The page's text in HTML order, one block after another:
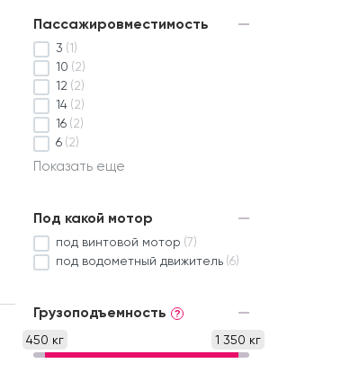
Пассажировместимость
3 (1)
10 (2)
12 (2)
14 (2)
16 (2)
6 (2)
Показать еще
Под какой мотор
под винтовой мотор (7)
под водометный движитель (6)
Грузоподъемность ?
450 кг 1 350 кг